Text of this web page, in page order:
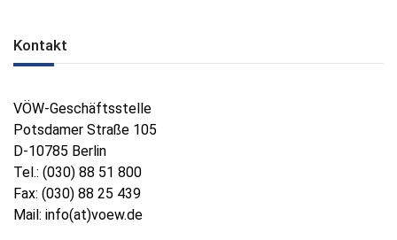
Kontakt
VÖW-Geschäftsstelle
Potsdamer Straße 105
D-10785 Berlin
Tel.: (030) 88 51 800
Fax: (030) 88 25 439
Mail: info(at)voew.de